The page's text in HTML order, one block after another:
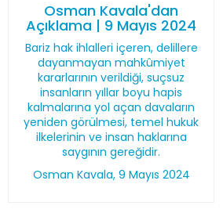
Osman Kavala'dan
Açıklama | 9 Mayıs 2024
Bariz hak ihlalleri içeren, delillere
dayanmayan mahkûmiyet
kararlarının verildiği, suçsuz
insanların yıllar boyu hapis
kalmalarına yol açan davaların
yeniden görülmesi, temel hukuk
ilkelerinin ve insan haklarına
saygının gereğidir.
Osman Kavala, 9 Mayıs 2024